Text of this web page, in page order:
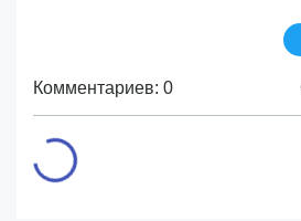
Комментариев: 0